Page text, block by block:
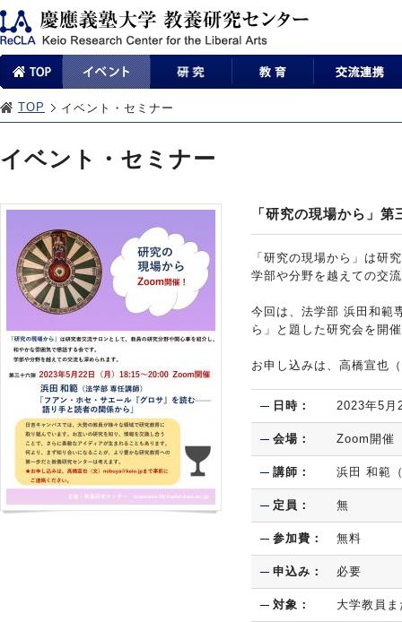
TOP イベント・セミナー
イベント・セミナー
「研究の現場から」
「研究の現場から」は研
学部や分野を越えての交
今回は、法学部 浜田和範
ら」と題した研究会を開
お申し込みは、高橋宣也
日時： 2023年5
会場： Zoom開催
講師： 浜田 和範
定員： 無
参加費： 無料
申込み： 必要
対象： 大学教員